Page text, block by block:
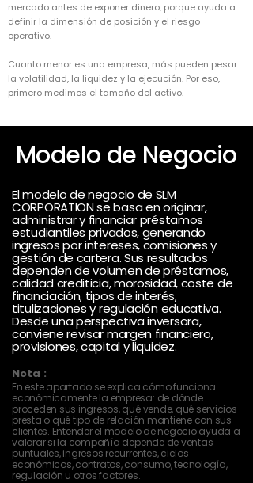
mercado antes de exponer dinero, porque ayuda a
definir la dimensión de posición y el riesgo
operativo.
Cuanto menor es una empresa, más pueden pesar
la volatilidad, la liquidez y la ejecución. Por eso,
primero medimos el tamaño del activo.
Modelo de Negocio
El modelo de negocio de SLM
CORPORATION se basa en originar,
administrar y financiar préstamos
estudiantiles privados, generando
ingresos por intereses, comisiones y
gestión de cartera. Sus resultados
dependen de volumen de préstamos,
calidad crediticia, morosidad, coste de
financiación, tipos de interés,
titulizaciones y regulación educativa.
Desde una perspectiva inversora,
conviene revisar margen financiero,
provisiones, capital y liquidez.
Nota :
En este apartado se explica cómo funciona
económicamente la empresa: de dónde
proceden sus ingresos, qué vende, qué servicios
presta o qué tipo de relación mantiene con sus
clientes. Entender el modelo de negocio ayuda a
valorar si la compañía depende de ventas
puntuales, ingresos recurrentes, ciclos
económicos, contratos, consumo, tecnología,
regulación u otros factores.